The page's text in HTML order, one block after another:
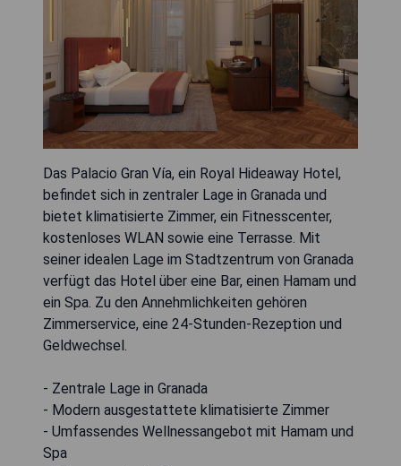
Das Palacio Gran Vía, ein Royal Hideaway Hotel,
befindet sich in zentraler Lage in Granada und
bietet klimatisierte Zimmer, ein Fitnesscenter,
kostenloses WLAN sowie eine Terrasse. Mit
seiner idealen Lage im Stadtzentrum von Granada
verfügt das Hotel über eine Bar, einen Hamam und
ein Spa. Zu den Annehmlichkeiten gehören
Zimmerservice, eine 24-Stunden-Rezeption und
Geldwechsel.
- Zentrale Lage in Granada
- Modern ausgestattete klimatisierte Zimmer
- Umfassendes Wellnessangebot mit Hamam und
Spa